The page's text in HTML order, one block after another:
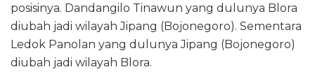
posisinya. Dandangilo Tinawun yang dulunya Blora
diubah jadi wilayah Jipang (Bojonegoro). Sementara
Ledok Panolan yang dulunya Jipang (Bojonegoro)
diubah jadi wilayah Blora.